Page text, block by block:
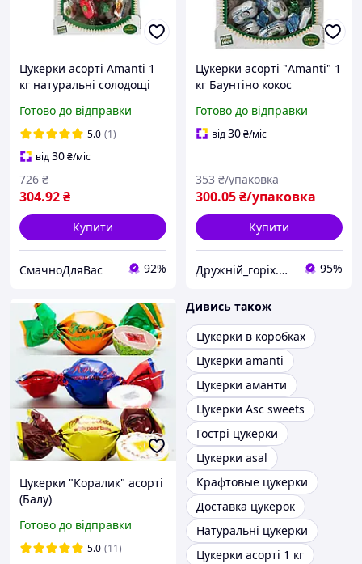
Цукерки асорті Amanti 1
кг натуральні солодощі
набір різні смаки десерт
до чаю 1000 г
Готово до відправки
5.0 (1)
від30₴/міс
304.92₴
726 ₴
Купити
СмачноДляВас 92%
Цукерки асорті "Amanti" 1
кг Баунтіно кокос
Готово до відправки
від30₴/міс
300.05₴/упаковка
353 ₴/упаковка
Купити
Дружній_горіх.юа 95%
Цукерки "Коралик" асорті
(Балу)
Готово до відправки
5.0 (11)
Дивись також
Цукерки в коробках
Цукерки amanti
Цукерки аманти
Цукерки Asc sweets
Гострі цукерки
Цукерки asal
Крафтовые цукерки
Доставка цукерок
Натуральні цукерки
Цукерки асорті 1 кг